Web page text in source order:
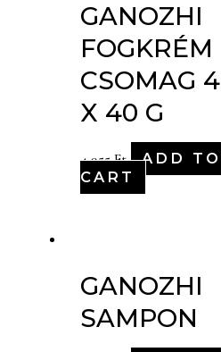
GANOZHI
FOGKRÉM
CSOMAG 4
X 40 G
4,955Ft
ADD TO
CART
GANOZHI
SAMPON